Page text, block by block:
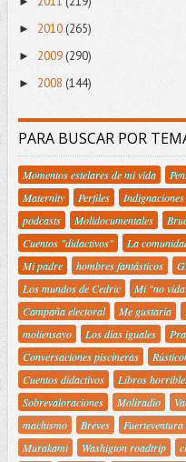
► 2010(265)
► 2009 (290)
► 2008 (144)
PARA BUSCAR POR
Momentos estelares de mi vida
Maternity
Perfiles Indignaciones
podcasts
Molidocumentales
Cuentos "didactivos"
La
Mi padre
hombres fantásticos
Los mundos de Cedric
Mi "no
Campaña electoral
Me gustaría
moliensayo
Los días iguales
Conversaciones piscineras
Cuentos didactivos
Libros
Sobrevaloraciones
Moliradio
machismo
Breves
Murakami
Washigton roadtrip